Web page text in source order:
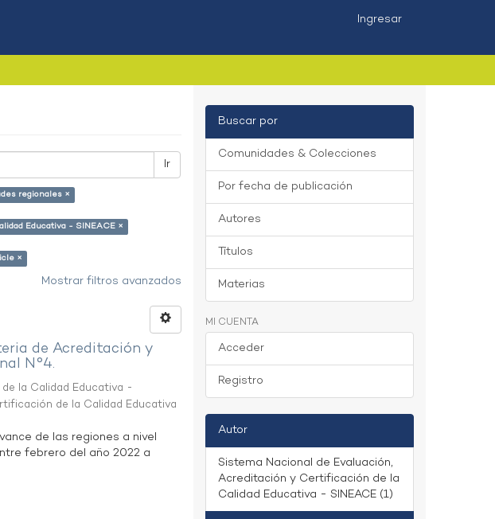
Ingresar
Ir
regionales ×
Educativa - SINEACE ×
×
Mostrar filtros avanzados
de Acreditación y
N°4.
la Calidad Educativa -
de la Calidad Educativa
de las regiones a nivel
febrero del año 2022 a
Buscar por
Comunidades & Colecciones
Por fecha de publicación
Autores
Títulos
Materias
MI CUENTA
Acceder
Registro
Autor
Sistema Nacional de Evaluación,
Acreditación y Certificación de la
Calidad Educativa - SINEACE (1)